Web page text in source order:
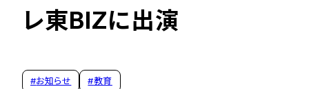
レ東BIZに出演
#お知らせ #教育